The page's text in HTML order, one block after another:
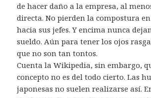
de hacer daño a la empresa, al
directa. No pierden la compostura
hacia sus jefes. Y encima nunca
sueldo. Aún para tener los ojos
que no son tan tontos.
Cuenta la Wikipedia, sin embargo,
concepto no es del todo cierto. Las
japonesas no suelen realizarse así.